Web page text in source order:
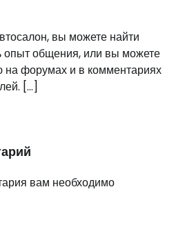
вы можете найти
опыт общения, или вы можете
форумах и в комментариях
[…]
вам необходимо